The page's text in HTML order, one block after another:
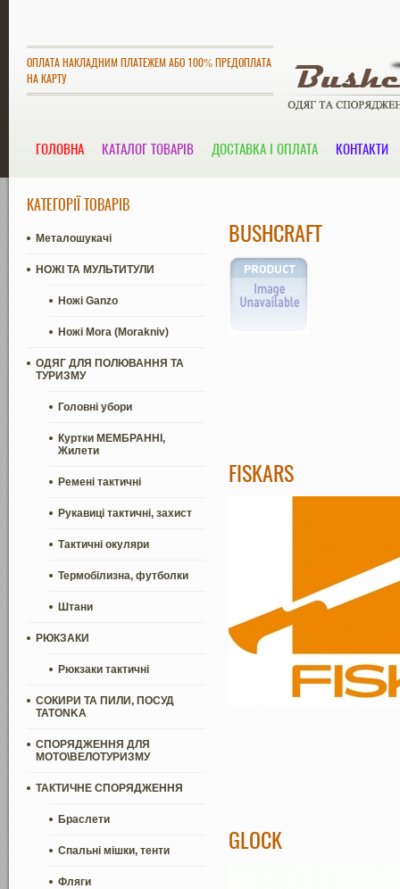
ОПЛАТА НАКЛАДНИМ ПЛАТЕЖЕМ АБО 100% ПРЕДОПЛАТА
НА КАРТУ
ГОЛОВНА КАТАЛОГ ТОВАРІВ ДОСТАВКА І ОПЛАТА КОНТАКТИ
КАТЕГОРІЇ ТОВАРІВ
Металошукачі
НОЖІ ТА МУЛЬТИТУЛИ
Ножі Ganzo
Ножі Mora (Morakniv)
ОДЯГ ДЛЯ ПОЛЮВАННЯ ТА
ТУРИЗМУ
Головні убори
Куртки МЕМБРАННІ,
Жилети
Ремені тактичні
Рукавиці тактичні, захист
Тактичні окуляри
Термобілизна, футболки
Штани
РЮКЗАКИ
Рюкзаки тактичні
СОКИРИ ТА ПИЛИ, ПОСУД
TATONKA
СПОРЯДЖЕННЯ ДЛЯ
МОТО\ВЕЛОТУРИЗМУ
ТАКТИЧНЕ СПОРЯДЖЕННЯ
Браслети
Спальні мішки, тенти
Фляги
BUSHCRAFT
FISKARS
GLOCK